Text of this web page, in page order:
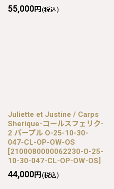
55,000円 (税込)
Juliette et Justine / Carps
Sherique-コールスフェリク-
2 パープル O-25-10-30-
047-CL-OP-OW-OS
[2100080000062230-O-25-
10-30-047-CL-OP-OW-OS]
44,000円 (税込)